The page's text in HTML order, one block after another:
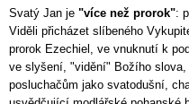
Svatý Jan je "více než prorok":
Viděli přicházet slíbeného
prorok Ezechiel, ve vnuknutí k
ve slyšení, "vidění" Božího slova,
posluchačům jako svatodušní,